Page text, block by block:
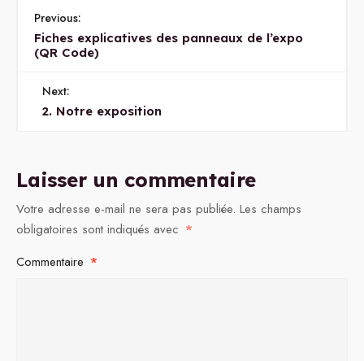
Previous:
Fiches explicatives des panneaux de l’expo
(QR Code)
Next:
2. Notre exposition
Laisser un commentaire
Votre adresse e-mail ne sera pas publiée. Les champs
obligatoires sont indiqués avec *
Commentaire *